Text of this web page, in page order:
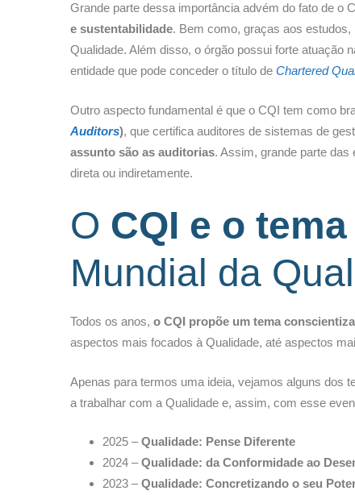
Grande parte dessa importância advém do fato de o
e sustentabilidade. Bem como, graças aos
Qualidade. Além disso, o órgão possui forte atuação
entidade que pode conceder o título de Chartered
Outro aspecto fundamental é que o CQI tem como
Auditors), que certifica auditores de sistemas de
assunto são as auditorias. Assim, grande parte
direta ou indiretamente.
O CQI e o tema
Mundial da
Todos os anos, o CQI propõe um tema
aspectos mais focados à Qualidade, até aspectos
Apenas para termos uma ideia, vejamos alguns dos
a trabalhar com a Qualidade e, assim, com esse
2025 –Qualidade: Pense Diferente
2024 –Qualidade: da Conformidade ao
2023 –Qualidade: Concretizando o seu